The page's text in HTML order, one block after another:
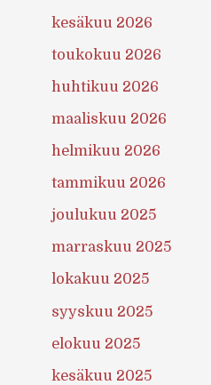
kesäkuu 2026
toukokuu 2026
huhtikuu 2026
maaliskuu 2026
helmikuu 2026
tammikuu 2026
joulukuu 2025
marraskuu 2025
lokakuu 2025
syyskuu 2025
elokuu 2025
kesäkuu 2025